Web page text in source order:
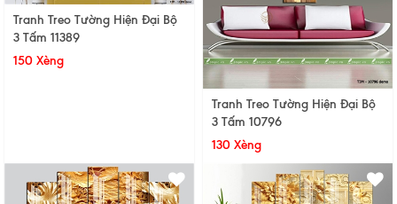
Tranh Treo Tường Hiện Đại Bộ
3 Tấm 11389
150 Xèng
Tranh Treo Tường Hiện Đại Bộ
3 Tấm 10796
130 Xèng